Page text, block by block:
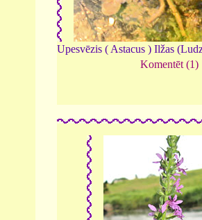
Upesvēzis ( Astacus ) Ilžas
Komentēt (1)